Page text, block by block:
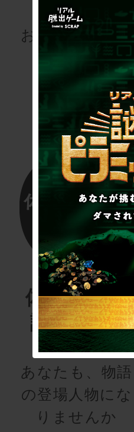
解きを
お届けします！
体験する物
語project
あなたも、物語
の登場人物にな
りませんか